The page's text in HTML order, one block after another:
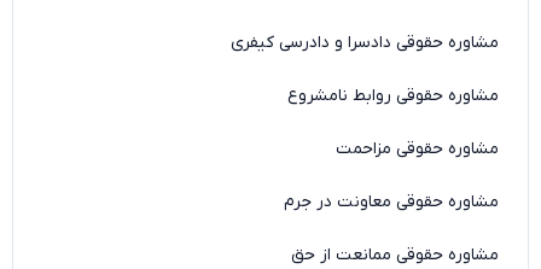
مشاوره حقوقی دادسرا و دادرسی کیفری
مشاوره حقوقی روابط نامشروع
مشاوره حقوقی مزاحمت
مشاوره حقوقی معاونت در جرم
مشاوره حقوقی ممانعت از حق